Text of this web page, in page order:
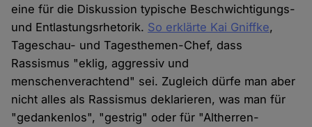
eine für die Diskussion typische Beschwichtigungs-
und Entlastungsrhetorik. So erklärte Kai Gniffke,
Tageschau- und Tagesthemen-Chef, dass
Rassismus "eklig, aggressiv und
menschenverachtend" sei. Zugleich dürfe man aber
nicht alles als Rassismus deklarieren, was man für
"gedankenlos", "gestrig" oder für "Altherren-